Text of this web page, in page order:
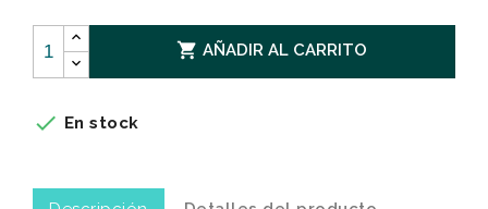
 AÑADIR AL CARRITO
 En stock